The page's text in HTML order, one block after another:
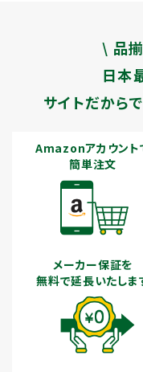
\ 品
日本
サイトだから
Amazonアカウント
簡単注文
メーカー保証を
無料で延長いたしま